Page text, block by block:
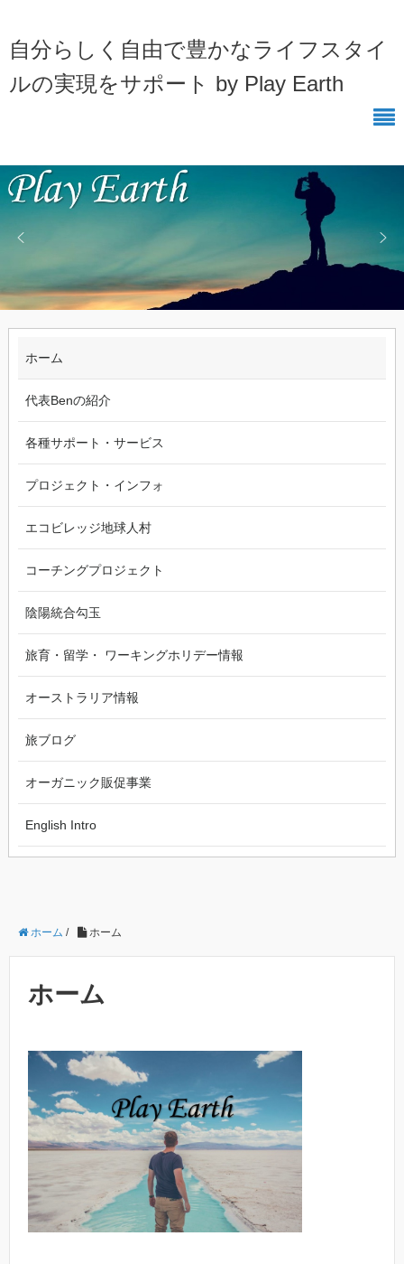
自分らしく自由で豊かなライフスタイ
ルの実現をサポート by Play Earth
ホーム
代表Benの紹介
各種サポート・サービス
プロジェクト・インフォ
エコビレッジ地球人村
コーチングプロジェクト
陰陽統合勾玉
旅育・留学・ ワーキングホリデー情報
オーストラリア情報
旅ブログ
オーガニック販促事業
English Intro
ホーム / ホーム
ホーム